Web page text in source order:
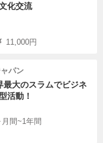
化交流
11,000円
パン
最大のスラムでビジネ
活動！
月間~1年間